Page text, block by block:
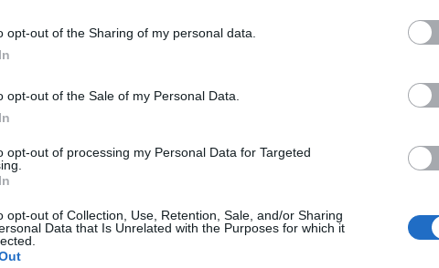
opt-out of the Sharing of my personal data.
opt-out of the Sale of my Personal Data.
opt-out of processing my Personal Data for Targeted
opt-out of Collection, Use, Retention, Sale, and/or Sharing
Data that Is Unrelated with the Purposes for which it
haga clic aquí
for study abroad